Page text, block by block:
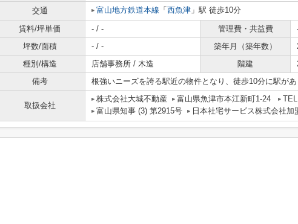
交通
富山地方鉄道本線 「 西魚津 」駅 徒歩10分
賃料/坪単価 - / - 管理費・共益費
坪数/面積
- / - 築年月（築年数）
種別/構造
店舗事務所 / 木造 階建
備考
根強いニーズを誇る駅近の物件となり、徒歩10分に駅があ
取扱会社
株式会社大城不動産 富山県魚津市本江新町1-24
富山県知事 (3) 第2915号
日本社宅サービス株式会社加